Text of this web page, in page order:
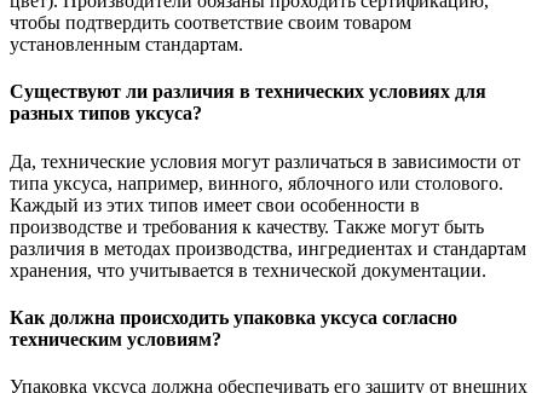
чтобы подтвердить соответствие своим товаром
установленным стандартам.
Существуют ли различия в технических условиях для
разных типов уксуса?
Да, технические условия могут различаться в зависимости от
типа уксуса, например, винного, яблочного или столового.
Каждый из этих типов имеет свои особенности в
производстве и требования к качеству. Также могут быть
различия в методах производства, ингредиентах и стандартам
хранения, что учитывается в технической документации.
Как должна происходить упаковка уксуса согласно
техническим условиям?
Упаковка уксуса должна обеспечивать его защиту от внешних